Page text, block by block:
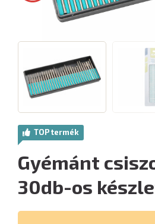
TOP termék
Gyémánt
30db-os